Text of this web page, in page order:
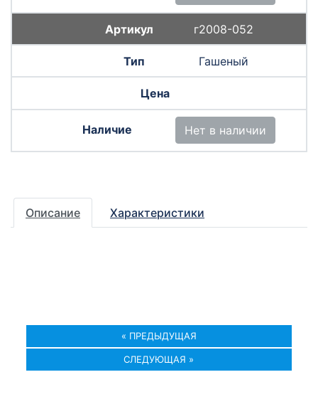
г2008-052
Гашеный
Нет в наличии
Описание Характеристики
« ПРЕДЫДУЩАЯ
СЛЕДУЮЩАЯ »